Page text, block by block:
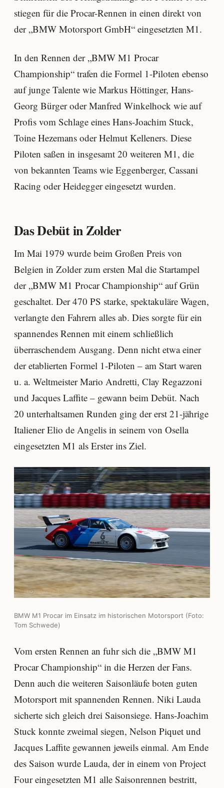
stiegen für die Procar-Rennen in einen direkt von
der „BMW Motorsport GmbH“ eingesetzten M1.
In den Rennen der „BMW M1 Procar
Championship“ trafen die Formel 1-Piloten ebenso
auf junge Talente wie Markus Höttinger, Hans-
Georg Bürger oder Manfred Winkelhock wie auf
Profis vom Schlage eines Hans-Joachim Stuck,
Toine Hezemans oder Helmut Kelleners. Diese
Piloten saßen in insgesamt 20 weiteren M1, die
von bekannten Teams wie Eggenberger, Cassani
Racing oder Heidegger eingesetzt wurden.
Das Debüt in Zolder
Im Mai 1979 wurde beim Großen Preis von
Belgien in Zolder zum ersten Mal die Startampel
der „BMW M1 Procar Championship“ auf Grün
geschaltet. Der 470 PS starke, spektakuläre Wagen,
verlangte den Fahrern alles ab. Dies sorgte für ein
spannendes Rennen mit einem schließlich
überraschendem Ausgang. Denn nicht etwa einer
der etablierten Formel 1-Piloten – am Start waren
u. a. Weltmeister Mario Andretti, Clay Regazzoni
und Jacques Laffite – gewann beim Debüt. Nach
20 unterhaltsamen Runden ging der erst 21-jährige
Italiener Elio de Angelis in seinem von Osella
eingesetzten M1 als Erster ins Ziel.
BMW M1 Procar im Einsatz im historischen Motorsport (Foto:
Tom Schwede)
Vom ersten Rennen an fuhr sich die „BMW M1
Procar Championship“ in die Herzen der Fans.
Denn auch die weiteren Saisonläufe boten guten
Motorsport mit spannenden Rennen. Niki Lauda
sicherte sich gleich drei Saisonsiege. Hans-Joachim
Stuck konnte zweimal siegen, Nelson Piquet und
Jacques Laffite gewannen jeweils einmal. Am Ende
des Saison wurde Lauda, der in einem von Project
Four eingesetzten M1 alle Saisonrennen bestritt,